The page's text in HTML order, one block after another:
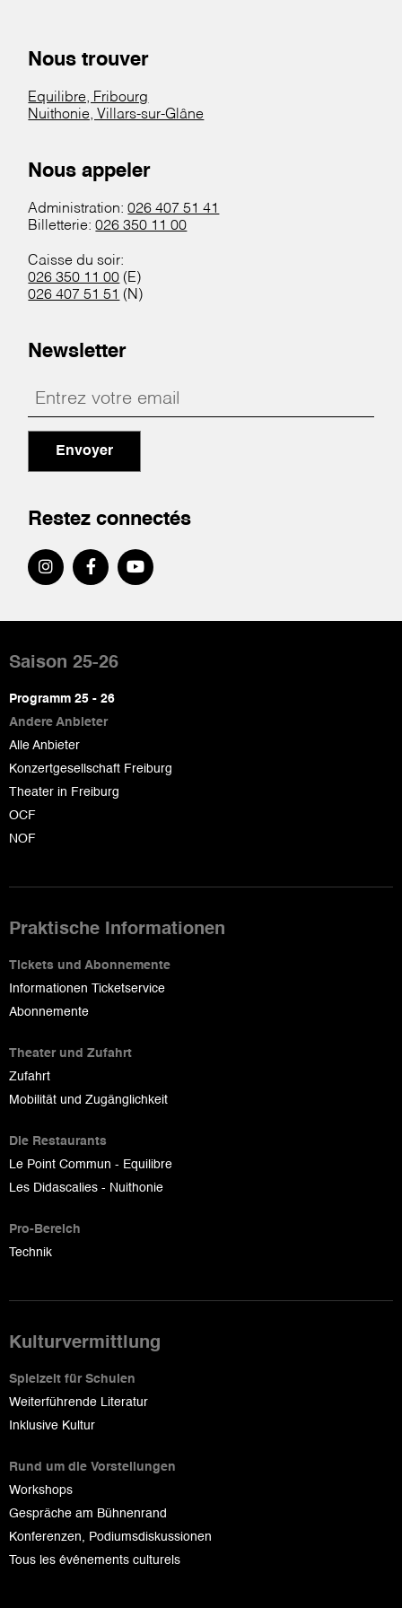
Nous trouver
Equilibre, Fribourg
Nuithonie, Villars-sur-Glâne
Nous appeler
Administration:026 407 51 41
Billetterie:026 350 11 00
Caisse du soir:
026 350 11 00 (E)
026 407 51 51 (N)
Newsletter
Envoyer
Restez connectés
de
page
Saison 25-26
Programm 25 - 26
Andere Anbieter
Alle Anbieter
Konzertgesellschaft Freiburg
Theater in Freiburg
OCF
NOF
Praktische Informationen
Tickets und Abonnemente
Informationen Ticketservice
Abonnemente
Theater und Zufahrt
Zufahrt
Mobilität und Zugänglichkeit
Die Restaurants
Le Point Commun - Equilibre
Les Didascalies - Nuithonie
Pro-Bereich
Technik
Kulturvermittlung
Spielzeit für Schulen
Weiterführende Literatur
Inklusive Kultur
Rund um die Vorstellungen
Workshops
Gespräche am Bühnenrand
Konferenzen, Podiumsdiskussionen
Tous les événements culturels